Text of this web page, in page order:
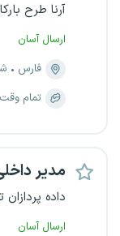
آرنا طرح
ارسال آسان
فارس
تمام وقت
مدیر
داده
ارسال آسان